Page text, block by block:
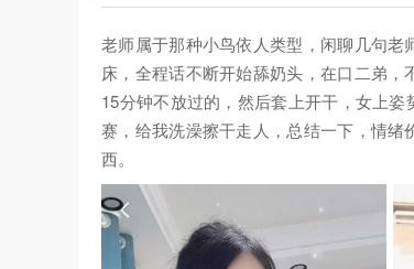
老师属于那种小鸟依人类型，闲聊几句
床，全程话不断开始舔奶头，在口二弟
15分钟不放过的，然后套上开干，女上
赛，给我洗澡擦干走人，总结一下，情
西。